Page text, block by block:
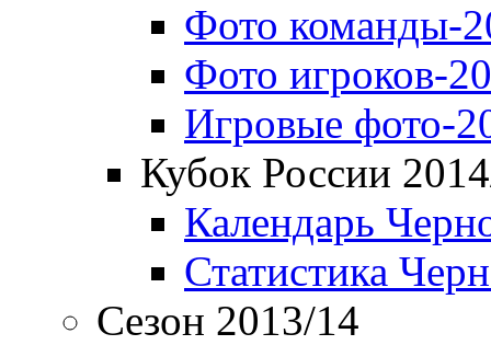
Фото команды-
Фото игроков-
Игровые фото-
Кубок России
Календарь
Статистика
Сезон 2013/14